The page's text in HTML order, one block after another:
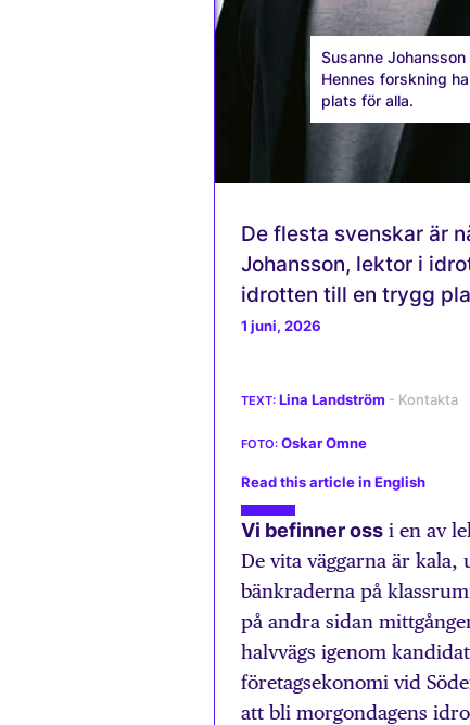
Susanne
Hennes forskning
plats för alla.
De flesta svenskar är
Johansson, lektor i
idrotten till en trygg
1 juni, 2026
Lina Landström
Oskar Omne
Read this article in English
Vi befinner oss i en av
De vita väggarna är
bänkraderna på
på andra sidan
halvvägs igenom
företagsekonomi vid
att bli morgondagens